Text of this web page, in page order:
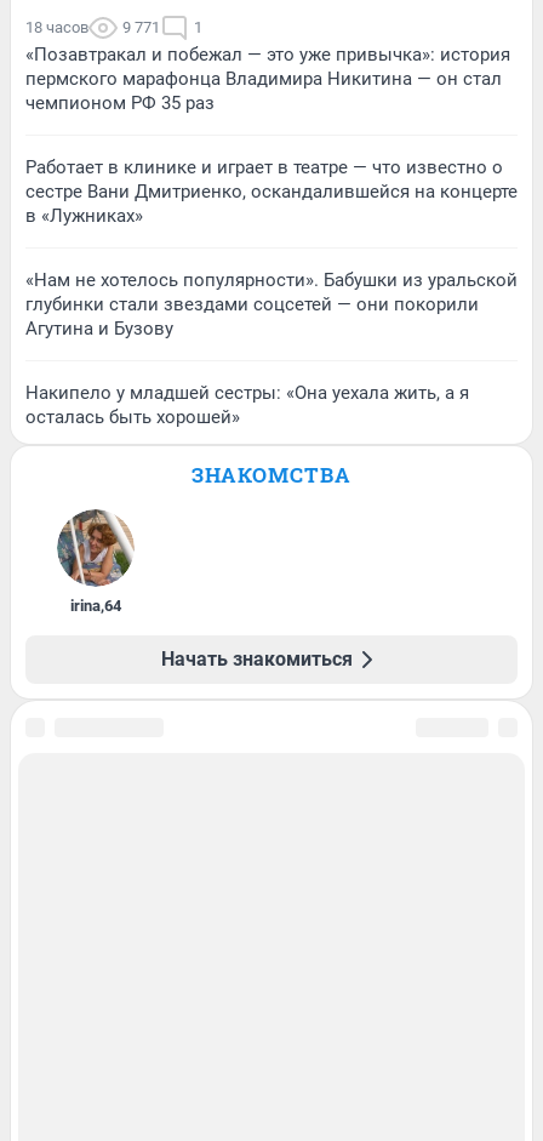
18 часов 9 771 1
«Позавтракал и побежал — это уже привычка»: история
пермского марафонца Владимира Никитина — он стал
чемпионом РФ 35 раз
Работает в клинике и играет в театре — что известно о
сестре Вани Дмитриенко, оскандалившейся на концерте
в «Лужниках»
«Нам не хотелось популярности». Бабушки из уральской
глубинки стали звездами соцсетей — они покорили
Агутина и Бузову
Накипело у младшей сестры: «Она уехала жить, а я
осталась быть хорошей»
ЗНАКОМСТВА
irina,64
Начать знакомиться